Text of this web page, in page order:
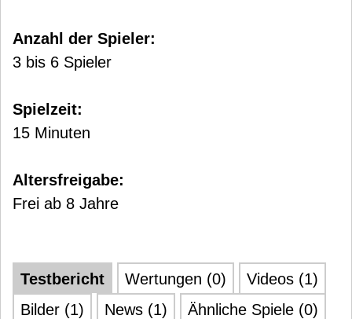
Anzahl der Spieler:
3 bis 6 Spieler
Spielzeit:
15 Minuten
Altersfreigabe:
Frei ab 8 Jahre
Testbericht Wertungen (0)
Videos (1)
Bilder (1)
News (1) Ähnliche Spiele (0)